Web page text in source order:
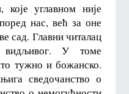
углавном није
нас, већ за оне
сад. Главни читалац
У томе
тужно и божанско.
сведочанство о